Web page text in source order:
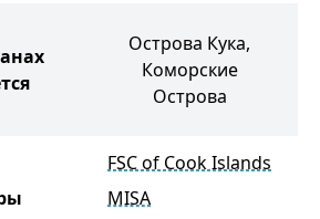
Острова Кука,
Коморские
Острова
FSC of Cook Islands
MISA